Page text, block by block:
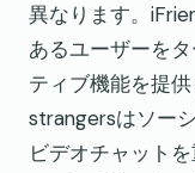
異なります。
あるユーザーを
ティブ機能を提
strangersはソー
ビデオチャット